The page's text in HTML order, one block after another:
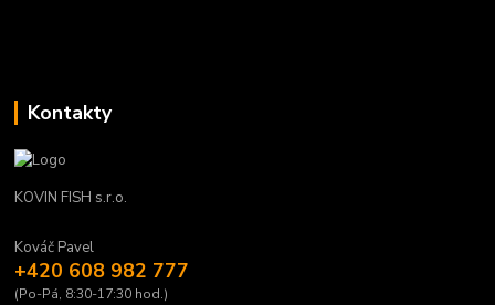
Kontakty
KOVIN FISH s.r.o.
Kováč Pavel
+420 608 982 777
(Po-Pá, 8:30-17:30 hod.)